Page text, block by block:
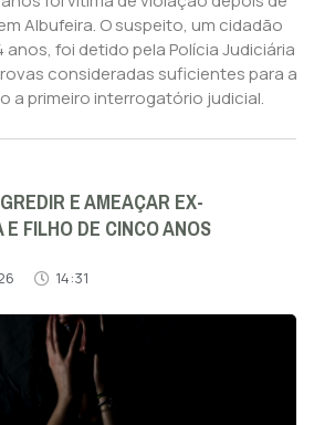
Albufeira. O suspeito, um cidadão
anos, foi detido pela Polícia Judiciária
consideradas suficientes para a
a primeiro interrogatório judicial.
E AMEAÇAR EX-
FILHO DE CINCO ANOS
14:31